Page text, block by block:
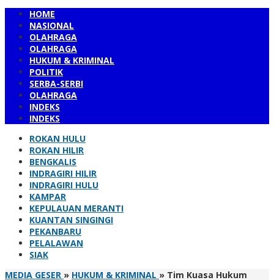
HOME
NASIONAL
OLAHRAGA
OLAHRAGA
HUKUM & KRIMINAL
POLITIK
SERBA-SERBI
OLAHRAGA
INDEKS
INDEKS
ROKAN HULU
ROKAN HILIR
BENGKALIS
INDRAGIRI HILIR
INDRAGIRI HULU
KAMPAR
KEPULAUAN MERANTI
KUANTAN SINGINGI
PEKANBARU
PELALAWAN
SIAK
MEDIA GESER » HUKUM & KRIMINAL » Tim Kuasa Hukum